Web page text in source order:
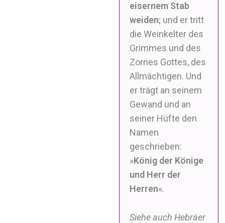
eisernem Stab
weiden; und er tritt
die Weinkelter des
Grimmes und des
Zornes Gottes, des
Allmächtigen. Und
er trägt an seinem
Gewand und an
seiner Hüfte den
Namen
geschrieben:
»König der Könige
und Herr der
Herren«.
Siehe auch Hebräer